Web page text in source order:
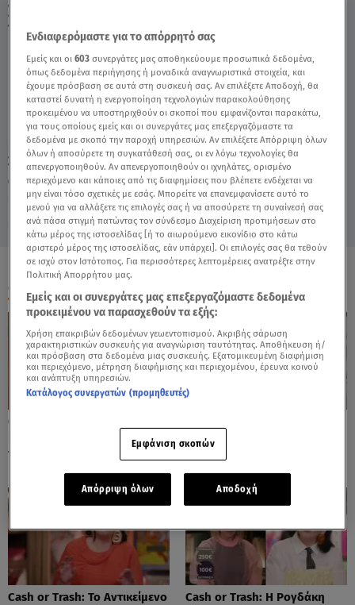
Σάββατο 8 Αυγούστου 2026
24.11.21, 17:35 MEDIA
Σπύρος Γιατράς: Η σύζυγός Του Μιλά Για Το
Τελευταίο Τραγούδι - Video
ΟΛΑ ΤΑ ΒΙΝΤΕΟ
Cash or Trash: Η Μάρω
Κοντού Δημοπράτησε Πίνακά
Της!
Που Ενθουσίασε Τη Χιωτίνη
Cash or Trash: Το Αντικείμενο
Cash or Trash: Η Ρογδάκη
Ενδιαφερόμαστε για το απόρρητό σας
Εμείς και οι603 συνεργάτες μας αποθηκεύουμε προσωπικά δεδομένα,
όπως δεδομένα περιήγησης ή μοναδικά αναγνωριστικά στοιχεία, και
έχουμε πρόσβαση σε αυτά στη συσκευή σας. Αν επιλέξετε Αποδοχή, θα
καταστεί δυνατή η ενεργοποίηση τεχνολογιών παρακολούθησης
προκειμένου να υποστηριχθούν οι σκοποί που εμφανίζονται παρακάτω,
για τους οποίους εμείς και οι συνεργάτες μας επεξεργαζόμαστε τα
δεδομένα με σκοπό την παροχή υπηρεσιών. Αν επιλέξετε Απόρριψη όλων
όλων ή αποσύρετε τη συγκατάθεσή σας, οι εν λόγω τεχνολογίες θα
απενεργοποιηθούν. Αν απενεργοποιηθούν οι ιχνηλάτες, ορισμένο
περιεχόμενο και κάποιες από τις διαφημίσεις που βλέπετε ενδέχεται να
μην είναι τόσο σχετικές με εσάς. Μπορείτε να επανεμφανίσετε αυτό το
μενού για να αλλάξετε τις επιλογές σας ή να αποσύρετε τη συναίνεσή σας
ανά πάσα στιγμή πατώντας τον σύνδεσμο Διαχείριση προτιμήσεων στο
κάτω μέρος της ιστοσελίδας [ή το αιωρούμενο εικονίδιο στο κάτω
αριστερό μέρος της ιστοσελίδας, εάν υπάρχει]. Οι επιλογές σας θα τεθούν
σε ισχύ στον Ιστότοπος. Για περισσότερες λεπτομέρειες ανατρέξτε στην
Πολιτική Απορρήτου μας.
Εμείς και οι συνεργάτες μας επεξεργαζόμαστε δεδομένα
προκειμένου να παρασχεθούν τα εξής:
Χρήση επακριβών δεδομένων γεωεντοπισμού. Ακριβής σάρωση
χαρακτηριστικών συσκευής για αναγνώριση ταυτότητας. Αποθήκευση ή/
και πρόσβαση στα δεδομένα μιας συσκευής. Εξατομικευμένη διαφήμιση
και περιεχόμενο, μέτρηση διαφήμισης και περιεχομένου, έρευνα κοινού
και ανάπτυξη υπηρεσιών.
Κατάλογος συνεργατών (προμηθευτές)
Εμφάνιση σκοπών
Απόρριψη όλων Αποδοχή